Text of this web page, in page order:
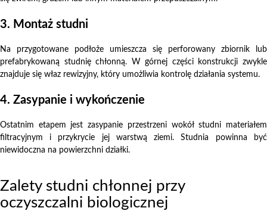
3. Montaż studni
Na przygotowane podłoże umieszcza się perforowany zbiornik lub
prefabrykowaną studnię chłonną. W górnej części konstrukcji zwykle
znajduje się właz rewizyjny, który umożliwia kontrolę działania systemu.
4. Zasypanie i wykończenie
Ostatnim etapem jest zasypanie przestrzeni wokół studni materiałem
filtracyjnym i przykrycie jej warstwą ziemi. Studnia powinna być
niewidoczna na powierzchni działki.
Zalety studni chłonnej przy
oczyszczalni biologicznej